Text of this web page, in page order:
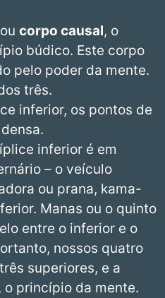
corpo causal, o
búdico. Este corpo
pelo poder da mente.
três.
inferior, os pontos de
inferior é em
– o veículo
ou prana, kama-
Manas ou o quinto
entre o inferior e o
nossos quatro
superiores, e a
o princípio da mente.